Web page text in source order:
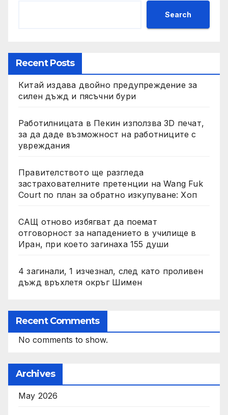
Search
Recent Posts
Китай издава двойно предупреждение за
силен дъжд и пясъчни бури
Работилницата в Пекин използва 3D печат,
за да даде възможност на работниците с
увреждания
Правителството ще разгледа
застрахователните претенции на Wang Fuk
Court по план за обратно изкупуване: Хоп
САЩ отново избягват да поемат
отговорност за нападението в училище в
Иран, при което загинаха 155 души
4 загинали, 1 изчезнал, след като проливен
дъжд връхлетя окръг Шимен
Recent Comments
No comments to show.
Archives
May 2026